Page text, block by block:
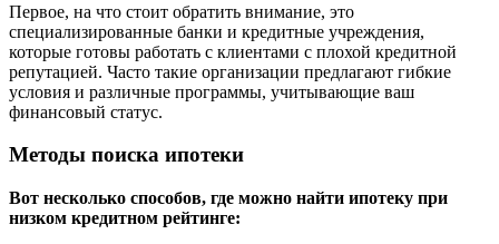
Первое, на что стоит обратить внимание, это
специализированные банки и кредитные учреждения,
которые готовы работать с клиентами с плохой кредитной
репутацией. Часто такие организации предлагают гибкие
условия и различные программы, учитывающие ваш
финансовый статус.
Методы поиска ипотеки
Вот несколько способов, где можно найти ипотеку при
низком кредитном рейтинге: